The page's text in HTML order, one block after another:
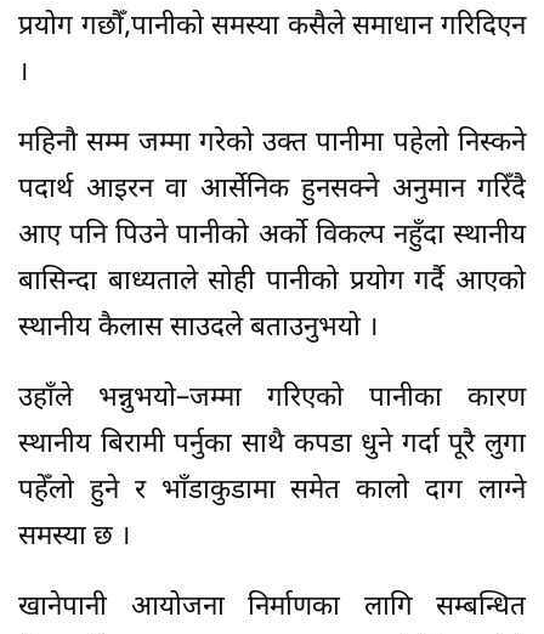
प्रयोग गछौँ,पानीको समस्या कसैले समाधान गरिदिएन
।
महिनौ सम्म जम्मा गरेको उक्त पानीमा पहेलो निस्कने
पदार्थ आइरन वा आर्सेनिक हुनसक्ने अनुमान गरिँदै
आए पनि पिउने पानीको अर्को विकल्प नहुँदा स्थानीय
बासिन्दा बाध्यताले सोही पानीको प्रयोग गर्दै आएको
स्थानीय कैलास साउदले बताउनुभयो ।
उहाँले भन्नुभयो–जम्मा गरिएको पानीका कारण
स्थानीय बिरामी पर्नुका साथै कपडा धुने गर्दा पूरै लुगा
पहेँलो हुने र भाँडाकुडामा समेत कालो दाग लाग्ने
समस्या छ ।
खानेपानी आयोजना निर्माणका लागि सम्बन्धित